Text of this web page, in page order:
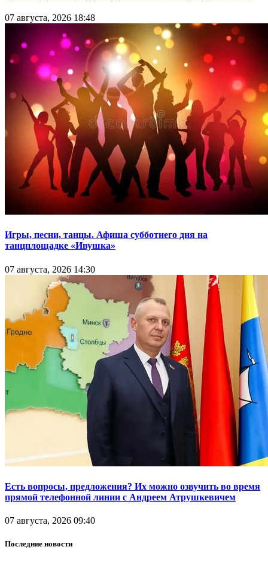
07 августа, 2026 18:48
Игры, песни, танцы. Афиша субботнего дня на
танцплощадке «Ивушка»
07 августа, 2026 14:30
Есть вопросы, предложения? Их можно озвучить во время
прямой телефонной линии с Андреем Атрушкевичем
07 августа, 2026 09:40
Последние новости